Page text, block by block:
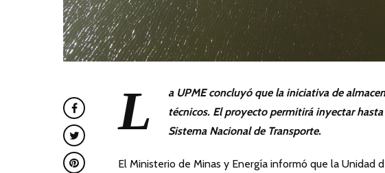
L
a UPME concluyó que la iniciativa de
técnicos. El proyecto permitirá inyectar
Sistema Nacional de Transporte.
El Ministerio de Minas y Energía informó que la Unidad